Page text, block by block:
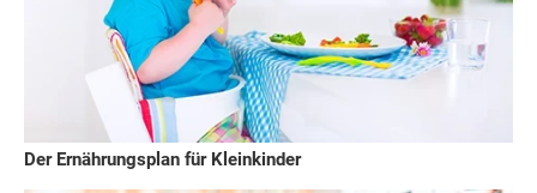
Der Ernährungsplan für Kleinkinder